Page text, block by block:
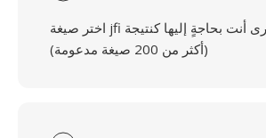
اختر صيغة jfi أو أية صيغة أخرى أنت بحاجةٍ إليها كنتيجة
(أكثر من 200 صيغة مدعومة)